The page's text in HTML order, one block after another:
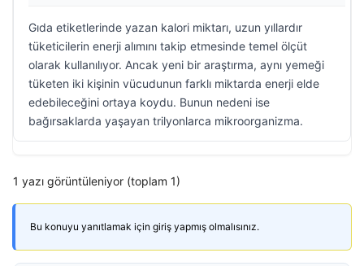
Gıda etiketlerinde yazan kalori miktarı, uzun yıllardır
tüketicilerin enerji alımını takip etmesinde temel ölçüt
olarak kullanılıyor. Ancak yeni bir araştırma, aynı yemeği
tüketen iki kişinin vücudunun farklı miktarda enerji elde
edebileceğini ortaya koydu. Bunun nedeni ise
bağırsaklarda yaşayan trilyonlarca mikroorganizma.
1 yazı görüntüleniyor (toplam 1)
Bu konuyu yanıtlamak için giriş yapmış olmalısınız.